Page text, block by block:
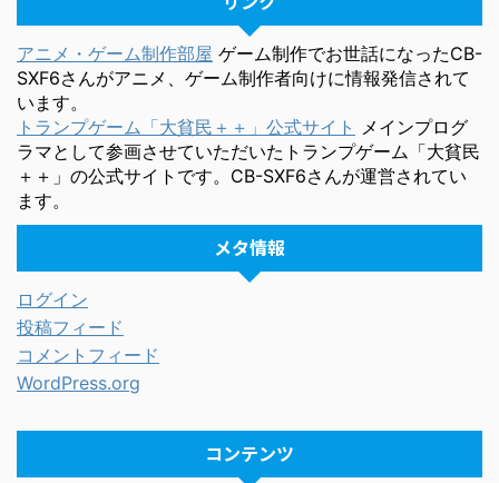
アニメ・ゲーム制作部屋 ゲーム制作でお世話になったCB-
SXF6さんがアニメ、ゲーム制作者向けに情報発信されて
います。
トランプゲーム「大貧民＋＋」公式サイト メインプログ
ラマとして参画させていただいたトランプゲーム「大貧民
＋＋」の公式サイトです。CB-SXF6さんが運営されてい
ます。
メタ情報
ログイン
投稿フィード
コメントフィード
WordPress.org
コンテンツ